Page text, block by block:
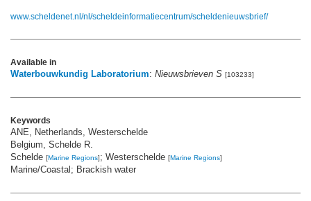
www.scheldenet.nl/nl/scheldeinformatiecentrum/scheldenieuwsbrief/
Available in
Waterbouwkundig Laboratorium: Nieuwsbrieven S [103233]
Keywords
ANE, Netherlands, Westerschelde
Belgium, Schelde R.
Schelde [Marine Regions]; Westerschelde [Marine Regions]
Marine/Coastal; Brackish water